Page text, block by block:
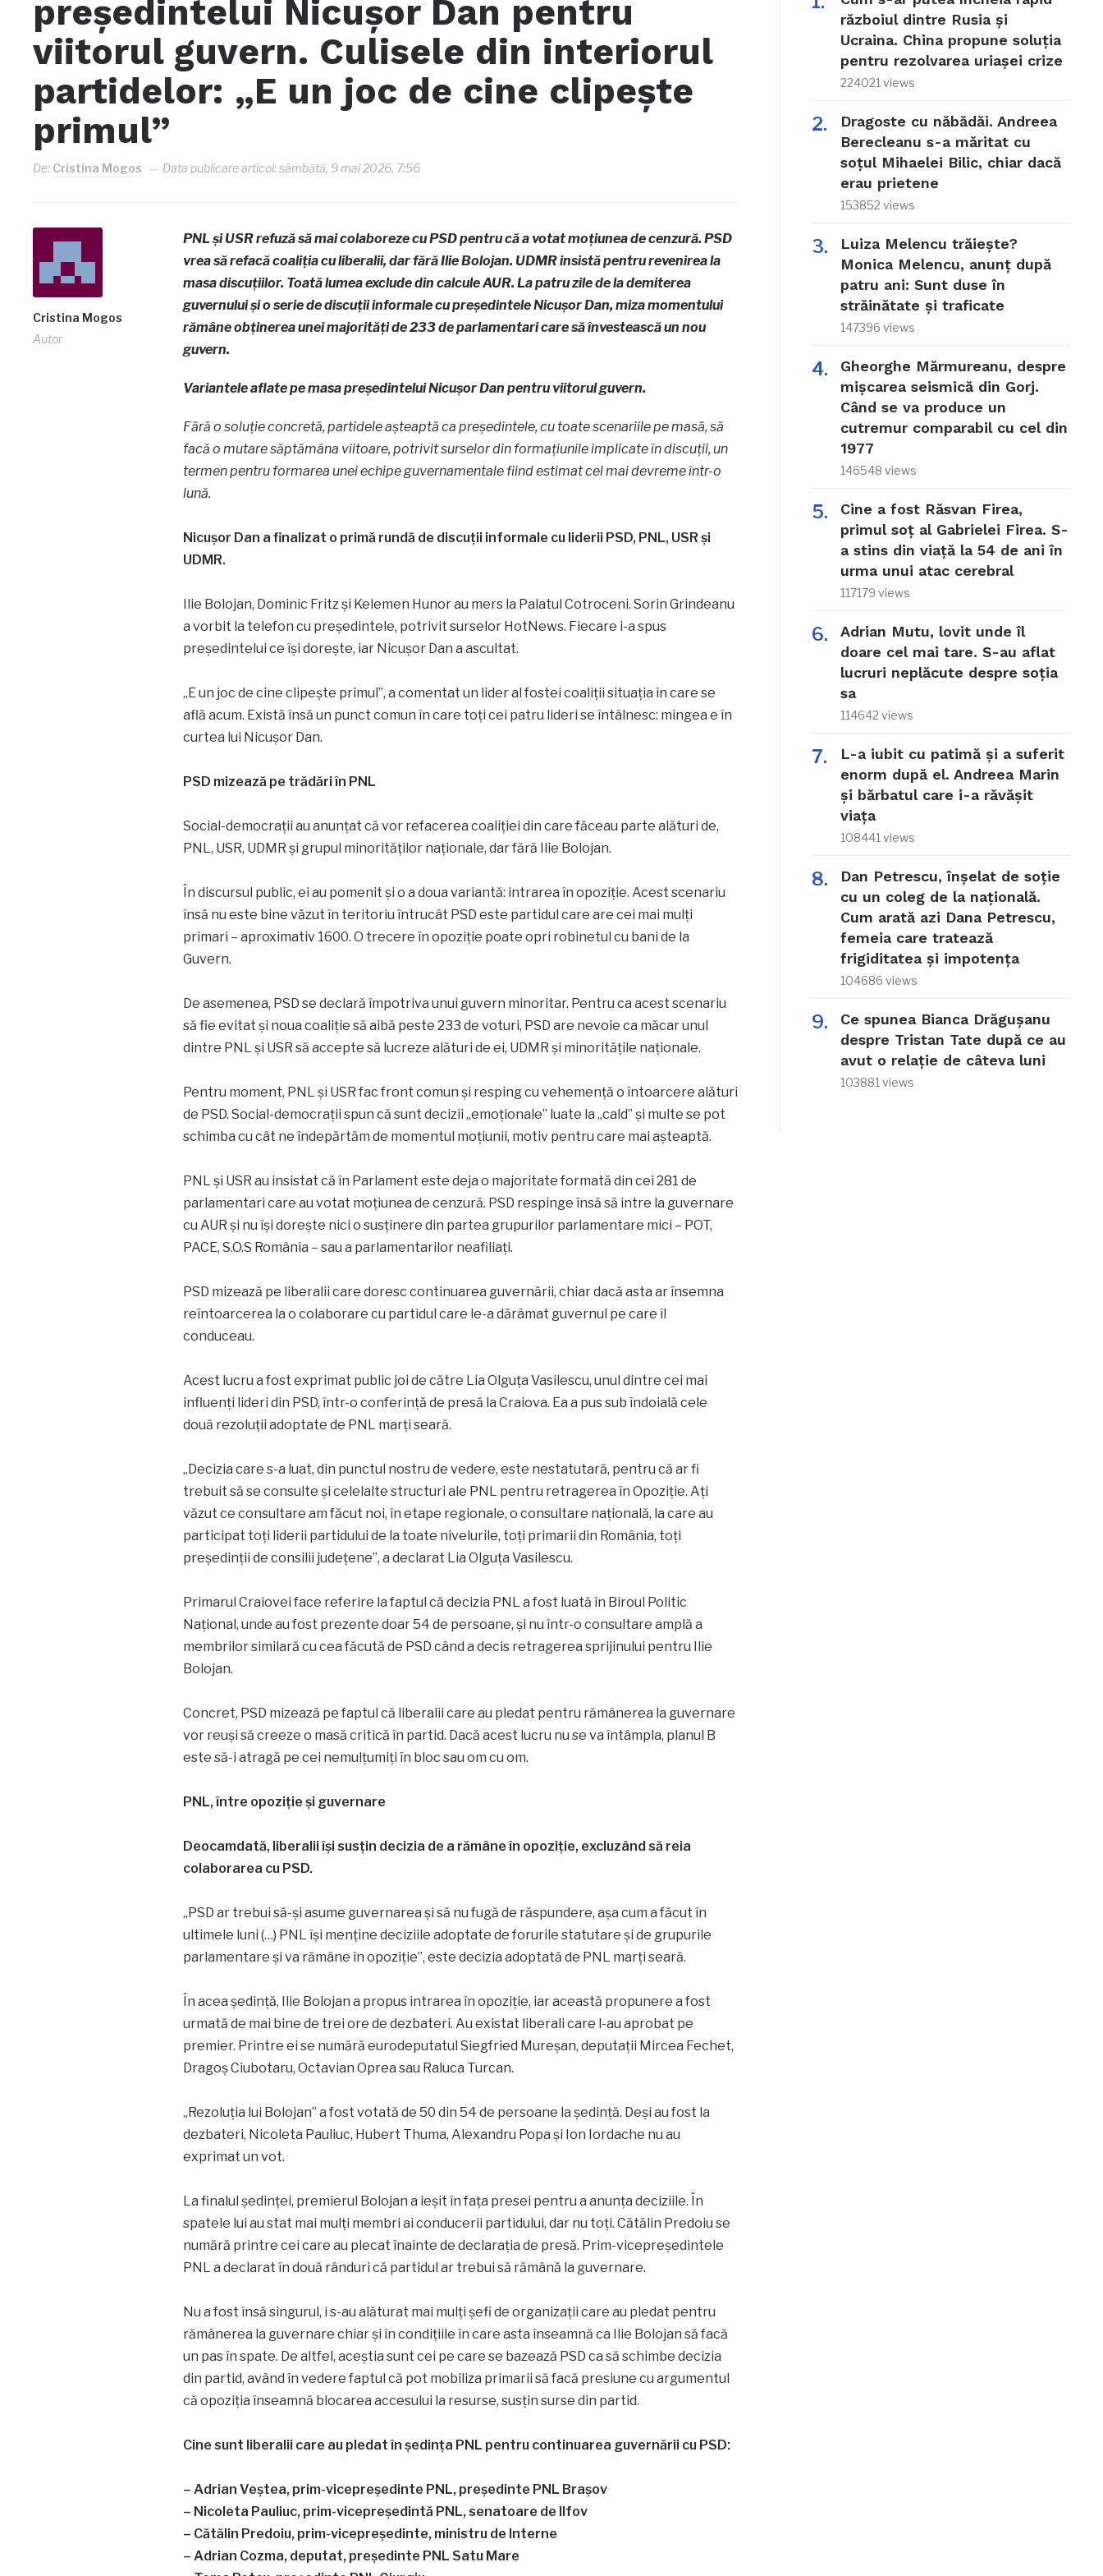
președintelui Nicușor Dan pentru
viitorul guvern. Culisele din interiorul
partidelor: „E un joc de cine clipește
primul”
De: Cristina Mogos Data publicare articol:sâmbătă, 9 mai 2026, 7:56
Cristina Mogos
Autor
PNL și USR refuză să mai colaboreze cu PSD pentru că a votat moțiunea de cenzură. PSD
vrea să refacă coaliția cu liberalii, dar fără Ilie Bolojan. UDMR insistă pentru revenirea la
masa discuțiilor. Toată lumea exclude din calcule AUR. La patru zile de la demiterea
guvernului și o serie de discuții informale cu președintele Nicușor Dan, miza momentului
rămâne obținerea unei majorități de 233 de parlamentari care să învestească un nou
guvern.
Variantele aflate pe masa președintelui Nicușor Dan pentru viitorul guvern.
Fără o soluție concretă, partidele așteaptă ca președintele, cu toate scenariile pe masă, să
facă o mutare săptămâna viitoare, potrivit surselor din formațiunile implicate în discuții, un
termen pentru formarea unei echipe guvernamentale fiind estimat cel mai devreme într-o
lună.
Nicușor Dan a finalizat o primă rundă de discuții informale cu liderii PSD, PNL, USR și
UDMR.
Ilie Bolojan, Dominic Fritz și Kelemen Hunor au mers la Palatul Cotroceni. Sorin Grindeanu
a vorbit la telefon cu președintele, potrivit surselor HotNews. Fiecare i-a spus
președintelui ce își dorește, iar Nicușor Dan a ascultat.
„E un joc de cine clipește primul”, a comentat un lider al fostei coaliții situația în care se
află acum. Există însă un punct comun în care toți cei patru lideri se întâlnesc: mingea e în
curtea lui Nicușor Dan.
PSD mizează pe trădări în PNL
Social-democrații au anunțat că vor refacerea coaliției din care făceau parte alături de,
PNL, USR, UDMR și grupul minorităților naționale, dar fără Ilie Bolojan.
În discursul public, ei au pomenit și o a doua variantă: intrarea în opoziție. Acest scenariu
însă nu este bine văzut în teritoriu întrucât PSD este partidul care are cei mai mulți
primari – aproximativ 1600. O trecere în opoziție poate opri robinetul cu bani de la
Guvern.
De asemenea, PSD se declară împotriva unui guvern minoritar. Pentru ca acest scenariu
să fie evitat și noua coaliție să aibă peste 233 de voturi, PSD are nevoie ca măcar unul
dintre PNL și USR să accepte să lucreze alături de ei, UDMR și minoritățile naționale.
Pentru moment, PNL și USR fac front comun și resping cu vehemență o întoarcere alături
de PSD. Social-democrații spun că sunt decizii „emoționale” luate la „cald” și multe se pot
schimba cu cât ne îndepărtăm de momentul moțiunii, motiv pentru care mai așteaptă.
PNL și USR au insistat că în Parlament este deja o majoritate formată din cei 281 de
parlamentari care au votat moțiunea de cenzură. PSD respinge însă să intre la guvernare
cu AUR și nu își dorește nici o susținere din partea grupurilor parlamentare mici – POT,
PACE, S.O.S România – sau a parlamentarilor neafiliați.
PSD mizează pe liberalii care doresc continuarea guvernării, chiar dacă asta ar însemna
reîntoarcerea la o colaborare cu partidul care le-a dărâmat guvernul pe care îl
conduceau.
Acest lucru a fost exprimat public joi de către Lia Olguța Vasilescu, unul dintre cei mai
influenți lideri din PSD, într-o conferință de presă la Craiova. Ea a pus sub îndoială cele
două rezoluții adoptate de PNL marți seară.
„Decizia care s-a luat, din punctul nostru de vedere, este nestatutară, pentru că ar fi
trebuit să se consulte şi celelalte structuri ale PNL pentru retragerea în Opoziţie. Aţi
văzut ce consultare am făcut noi, în etape regionale, o consultare naţională, la care au
participat toţi liderii partidului de la toate nivelurile, toţi primarii din România, toţi
preşedinţii de consilii judeţene”, a declarat Lia Olguța Vasilescu.
Primarul Craiovei face referire la faptul că decizia PNL a fost luată în Biroul Politic
Național, unde au fost prezente doar 54 de persoane, și nu într-o consultare amplă a
membrilor similară cu cea făcută de PSD când a decis retragerea sprijinului pentru Ilie
Bolojan.
Concret, PSD mizează pe faptul că liberalii care au pledat pentru rămânerea la guvernare
vor reuși să creeze o masă critică în partid. Dacă acest lucru nu se va întâmpla, planul B
este să-i atragă pe cei nemulțumiți în bloc sau om cu om.
PNL, între opoziție și guvernare
Deocamdată, liberalii își susțin decizia de a rămâne în opoziție, excluzând să reia
colaborarea cu PSD.
„PSD ar trebui să-și asume guvernarea și să nu fugă de răspundere, așa cum a făcut în
ultimele luni (…) PNL își menține deciziile adoptate de forurile statutare și de grupurile
parlamentare și va rămâne în opoziție”, este decizia adoptată de PNL marți seară.
În acea ședință, Ilie Bolojan a propus intrarea în opoziție, iar această propunere a fost
urmată de mai bine de trei ore de dezbateri. Au existat liberali care l-au aprobat pe
premier. Printre ei se numără eurodeputatul Siegfried Mureșan, deputații Mircea Fechet,
Dragoș Ciubotaru, Octavian Oprea sau Raluca Turcan.
„Rezoluția lui Bolojan” a fost votată de 50 din 54 de persoane la ședință. Deși au fost la
dezbateri, Nicoleta Pauliuc, Hubert Thuma, Alexandru Popa și Ion Iordache nu au
exprimat un vot.
La finalul ședinței, premierul Bolojan a ieșit în fața presei pentru a anunța deciziile. În
spatele lui au stat mai mulți membri ai conducerii partidului, dar nu toți. Cătălin Predoiu se
numără printre cei care au plecat înainte de declarația de presă. Prim-vicepreședintele
PNL a declarat în două rânduri că partidul ar trebui să rămână la guvernare.
Nu a fost însă singurul, i s-au alăturat mai mulți șefi de organizații care au pledat pentru
rămânerea la guvernare chiar și în condițiile în care asta înseamnă ca Ilie Bolojan să facă
un pas în spate. De altfel, aceștia sunt cei pe care se bazează PSD ca să schimbe decizia
din partid, având în vedere faptul că pot mobiliza primarii să facă presiune cu argumentul
că opoziția înseamnă blocarea accesului la resurse, susțin surse din partid.
Cine sunt liberalii care au pledat în ședința PNL pentru continuarea guvernării cu PSD:
– Adrian Veștea, prim-vicepreședinte PNL, președinte PNL Brașov
– Nicoleta Pauliuc, prim-vicepreședintă PNL, senatoare de Ilfov
– Cătălin Predoiu, prim-vicepreședinte, ministru de Interne
– Adrian Cozma, deputat, președinte PNL Satu Mare
războiul dintre Rusia și
Ucraina. China propune soluția
pentru rezolvarea uriașei crize
224021 views
Dragoste cu năbădăi. Andreea
Berecleanu s-a măritat cu
soțul Mihaelei Bilic, chiar dacă
erau prietene
153852 views
Luiza Melencu trăiește?
Monica Melencu, anunț după
patru ani: Sunt duse în
străinătate și traficate
147396 views
Gheorghe Mărmureanu, despre
mișcarea seismică din Gorj.
Când se va produce un
cutremur comparabil cu cel din
1977
146548 views
Cine a fost Răsvan Firea,
primul soț al Gabrielei Firea. S-
a stins din viață la 54 de ani în
urma unui atac cerebral
117179 views
Adrian Mutu, lovit unde îl
doare cel mai tare. S-au aflat
lucruri neplăcute despre soția
sa
114642 views
L-a iubit cu patimă și a suferit
enorm după el. Andreea Marin
și bărbatul care i-a răvășit
viața
108441 views
Dan Petrescu, înșelat de soție
cu un coleg de la națională.
Cum arată azi Dana Petrescu,
femeia care tratează
frigiditatea și impotența
104686 views
Ce spunea Bianca Drăgușanu
despre Tristan Tate după ce au
avut o relație de câteva luni
103881 views